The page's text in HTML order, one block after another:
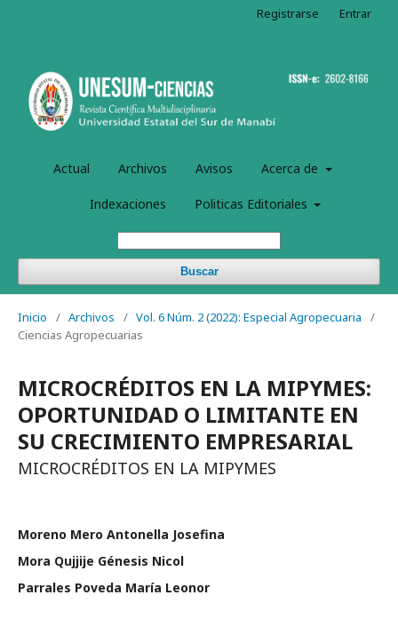
Actual Archivos Avisos Acerca de
Indexaciones Politicas Editoriales
Buscar
Registrarse Entrar
Inicio / Archivos / Vol. 6 Núm. 2 (2022): Especial Agropecuaria
/
Ciencias Agropecuarias
MICROCRÉDITOS EN LA MIPYMES:
OPORTUNIDAD O LIMITANTE EN
SU CRECIMIENTO EMPRESARIAL
MICROCRÉDITOS EN LA MIPYMES
Moreno Mero Antonella Josefina
Mora Qujjije Génesis Nicol
Parrales Poveda María Leonor